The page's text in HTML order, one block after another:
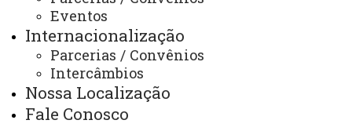
Eventos
Internacionalização
Parcerias / Convênios
Intercâmbios
Nossa Localização
Fale Conosco
Autor(a):Raimundo Nonato Duarte Corrêa
Orientador(a):Prof. Dr. Gilmei Francisco Fleck
Coorientador(a): Prof. Dr. Cristian Javier Lopez
Banca Examinadora:
Profª. Drª. Clarice Cristina Corbari (UNIOESTE)
Profª. Drª. Laurenia Souto Sales (UFPB)